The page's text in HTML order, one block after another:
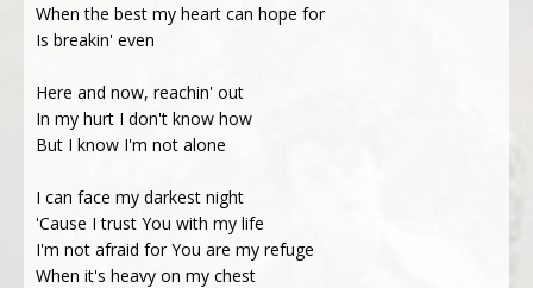
When the best my heart can hope for
Is breakin' even
Here and now, reachin' out
In my hurt I don't know how
But I know I'm not alone
I can face my darkest night
'Cause I trust You with my life
I'm not afraid for You are my refuge
When it's heavy on my chest